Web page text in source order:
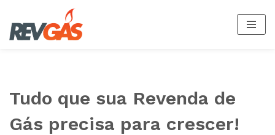
Saltar
Tudo que sua Revenda de
Gás precisa para crescer!